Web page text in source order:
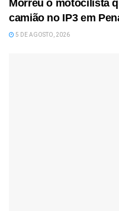
Morreu o motocilista
camião no IP3 em
5 DE AGOSTO, 2026